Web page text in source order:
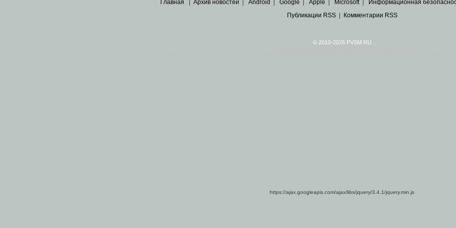
Главная Архив новостей Android Google Apple Microsoft| Информационная
Публикации RSS| Комментарии RSS
© 2010-2026 PVSM.RU
https://ajax.googleapis.com/ajax/libs/jquery/3.4.1/jquery.min.js